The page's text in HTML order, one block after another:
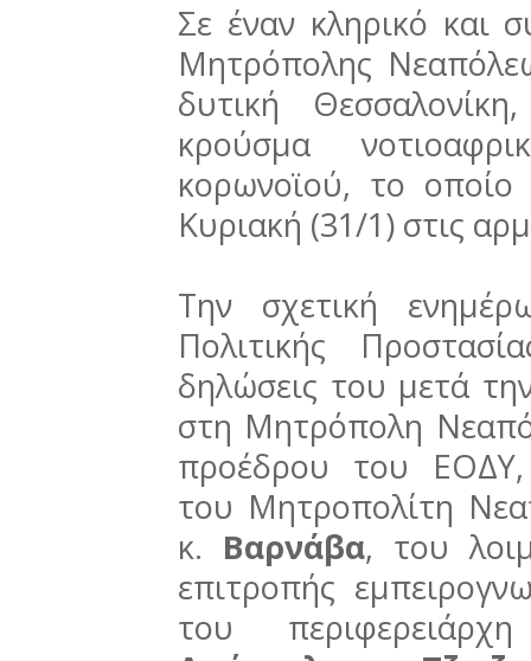
Σε έναν κληρικό και
Μητρόπολης
δυτική
κρούσμα
κορωνοϊού, το
Κυριακή (31/1) στις
Την σχετική
Πολιτικής
δηλώσεις του μετά
στη Μητρόπολη
προέδρου του
του Μητροπολίτη
κ. Βαρνάβα, του
επιτροπής
του